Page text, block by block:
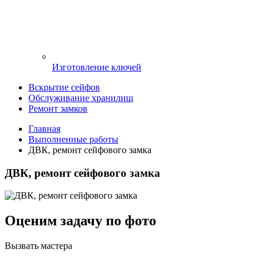
Изготовление ключей
Вскрытие сейфов
Обслуживание хранилищ
Ремонт замков
Главная
Выполненные работы
ДВК, ремонт сейфового замка
ДВК, ремонт сейфового замка
Оценим задачу по фото
Вызвать мастера